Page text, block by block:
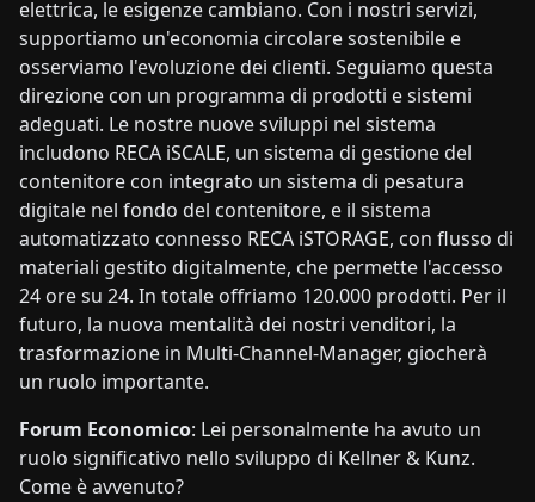
elettrica, le esigenze cambiano. Con i nostri servizi,
supportiamo un'economia circolare sostenibile e
osserviamo l'evoluzione dei clienti. Seguiamo questa
direzione con un programma di prodotti e sistemi
adeguati. Le nostre nuove sviluppi nel sistema
includono RECA iSCALE, un sistema di gestione del
contenitore con integrato un sistema di pesatura
digitale nel fondo del contenitore, e il sistema
automatizzato connesso RECA iSTORAGE, con flusso di
materiali gestito digitalmente, che permette l'accesso
24 ore su 24. In totale offriamo 120.000 prodotti. Per il
futuro, la nuova mentalità dei nostri venditori, la
trasformazione in Multi-Channel-Manager, giocherà
un ruolo importante.
Forum Economico: Lei personalmente ha avuto un
ruolo significativo nello sviluppo di Kellner & Kunz.
Come è avvenuto?